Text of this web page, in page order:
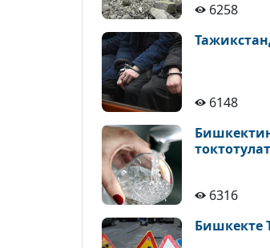
6258
6148
токтотулат
6316
Бишкекте